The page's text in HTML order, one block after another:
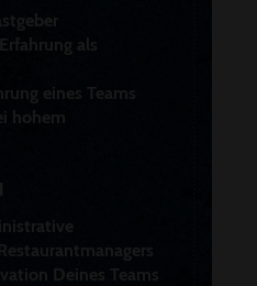
als
eines Teams
hohem
Deines Teams